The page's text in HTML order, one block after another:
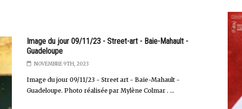
Image du jour 09/11/23 - Street-art - Baie-Mahault -
Guadeloupe
NOVEMBRE 9TH, 2023
Image du jour 09/11/23 - Street art - Baie-Mahault -
Guadeloupe. Photo réalisée par Mylène Colmar . ...